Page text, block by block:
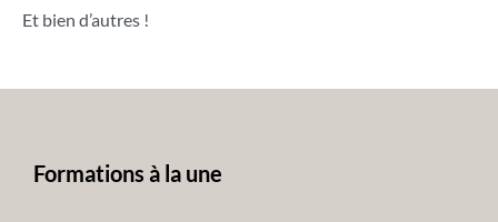
Et bien d’autres !
Formations à la une